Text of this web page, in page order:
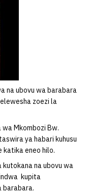
na ubovu wa barabara
zoezi la
Mkombozi Bw.
ya habari kuhusu
katika eneo hilo.
na ubovu wa
kupita
barabara.